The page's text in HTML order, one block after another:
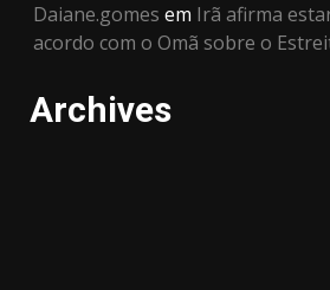
Daiane.gomes em Irã afirma
acordo com o Omã sobre o
Archives